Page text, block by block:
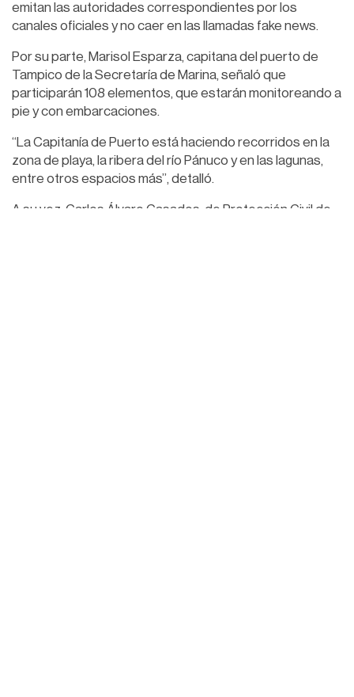
emitan las autoridades correspondientes por los
canales oficiales y no caer en las llamadas fake news.
Por su parte, Marisol Esparza, capitana del puerto de
Tampico de la Secretaría de Marina, señaló que
participarán 108 elementos, que estarán monitoreando a
pie y con embarcaciones.
“La Capitanía de Puerto está haciendo recorridos en la
zona de playa, la ribera del río Pánuco y en las lagunas,
entre otros espacios más”, detalló.
A su vez, Carlos Álvaro Casados, de Protección Civil de